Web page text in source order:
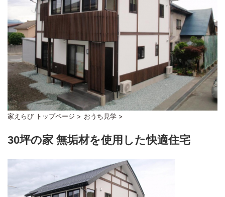
家えらび トップページ > おうち見学 >
30坪の家 無垢材を使用した快適住宅